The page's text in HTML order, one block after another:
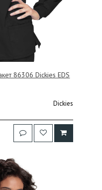
86306 Dickies EDS
Dickies